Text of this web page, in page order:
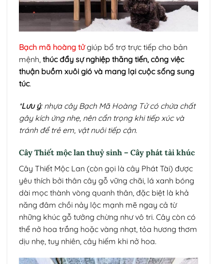
Bạch mã hoàng tửgiúp bổ trợ trực tiếp cho bản
mệnh, thúc đẩy sự nghiệp thăng tiến, công việc
thuận buồm xuôi gió và mang lại cuộc sống sung
túc.
*Lưu ý: nhựa cây Bạch Mã Hoàng Tử có chứa chất
gây kích ứng nhẹ, nên cẩn trọng khi tiếp xúc và
tránh để trẻ em, vật nuôi tiếp cận.
Cây Thiết mộc lan thuỷ sinh – Cây phát tài khúc
Cây Thiết Mộc Lan (còn gọi là cây Phát Tài) được
yêu thích bởi thân cây gỗ vững chãi, lá xanh bóng
dài mọc thành vòng quanh thân, đặc biệt là khả
năng đâm chồi nảy lộc mạnh mẽ ngay cả từ
những khúc gỗ tưởng chừng như vô tri. Cây còn có
thể nở hoa trắng hoặc vàng nhạt, tỏa hương thơm
dịu nhẹ, tuy nhiên, cây hiếm khi nở hoa.